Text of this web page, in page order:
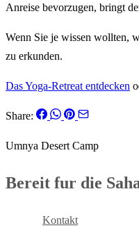
Anreise bevorzugen, bringt
Wenn Sie je wissen wollten,
zu erkunden.
Das Yoga-Retreat entdecken
Share:
Umnya Desert Camp
Bereit fur die
Kontakt